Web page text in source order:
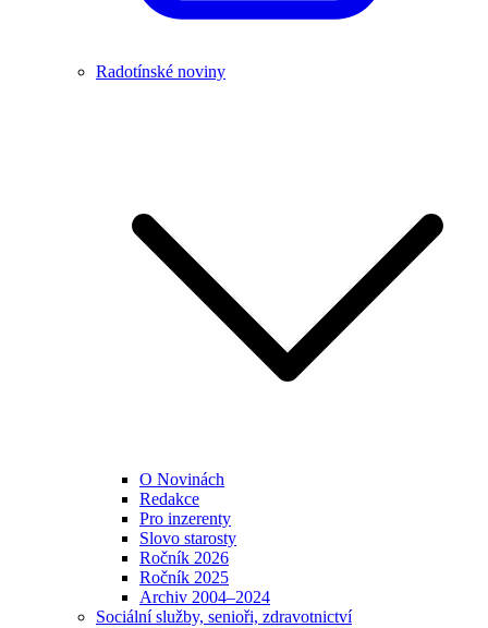
Radotínské noviny
O Novinách
Redakce
Pro inzerenty
Slovo starosty
Ročník 2026
Ročník 2025
Archiv 2004–2024
Sociální služby, senioři, zdravotnictví